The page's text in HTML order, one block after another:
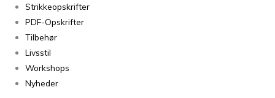
Strikkeopskrifter
PDF-Opskrifter
Tilbehør
Livsstil
Workshops
Nyheder